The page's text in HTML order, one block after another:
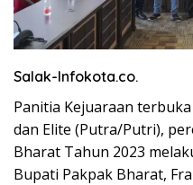
Salak-Infokota.co.
Panitia Kejuaraan
dan Elite (Putra/Putri),
Bharat Tahun 2023
Bupati Pakpak Bharat,